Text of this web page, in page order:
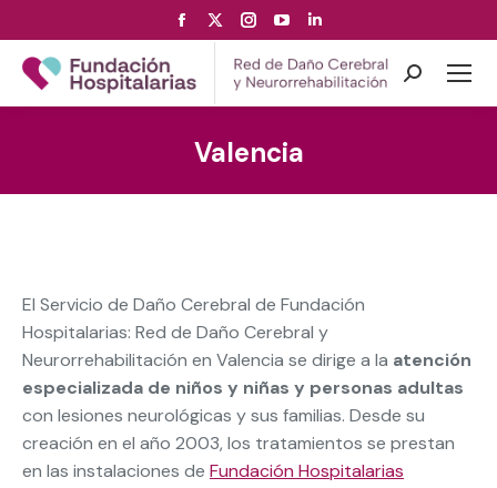
Facebook
page
opens
in
window
page
opens
in
window
Instagram
page
opens
in
window
YouTube
page
opens
in
window
page
opens
in
Search:
Valencia
El Servicio de Daño Cerebral de Fundación
Hospitalarias: Red de Daño Cerebral y
Neurorrehabilitación en Valencia se dirige a la atención
especializada de niños y niñas y personas adultas
con lesiones neurológicas y sus familias. Desde su
creación en el año 2003, los tratamientos se prestan
en las instalaciones de Fundación Hospitalarias